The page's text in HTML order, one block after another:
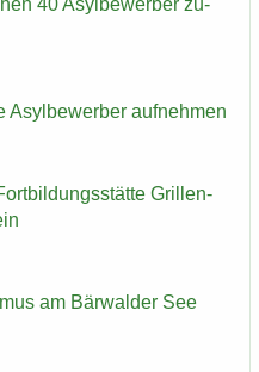
Asyl­be­wer­ber auf­neh­men
Gril­len­
am Bär­wal­der See